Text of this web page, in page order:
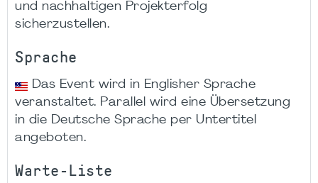
und nachhaltigen Projekterfolg
sicherzustellen.
Sprache
Das Event wird in Englisher Sprache
veranstaltet. Parallel wird eine Übersetzung
in die Deutsche Sprache per Untertitel
angeboten.
Warte-Liste